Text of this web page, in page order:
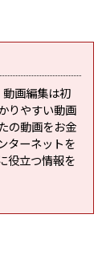
画編集は初
りやすい動画
の動画をお金
ターネットを
役立つ情報を